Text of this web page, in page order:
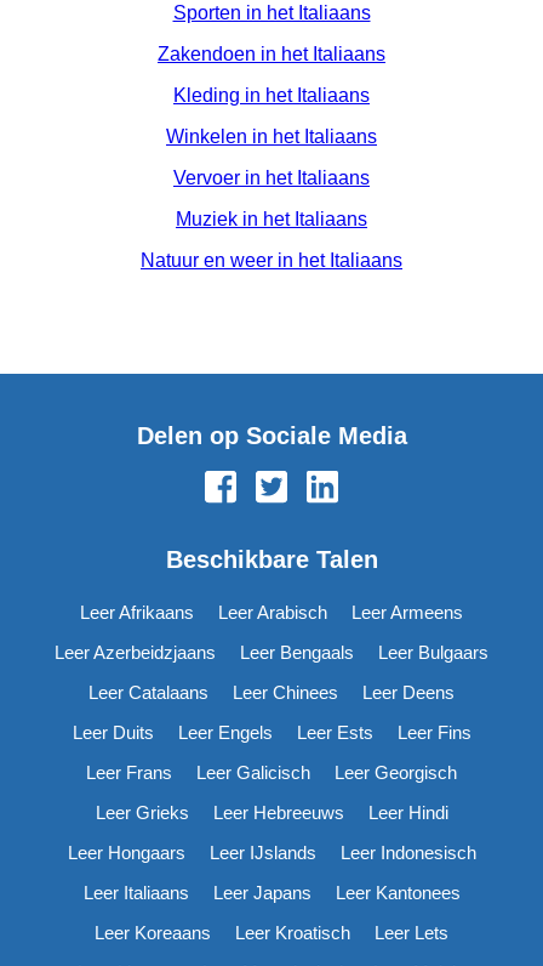
Sporten in het Italiaans
Zakendoen in het Italiaans
Kleding in het Italiaans
Winkelen in het Italiaans
Vervoer in het Italiaans
Muziek in het Italiaans
Natuur en weer in het Italiaans
Delen op Sociale Media
Beschikbare Talen
Leer Afrikaans Leer Arabisch
Leer Armeens
Leer Azerbeidzjaans
Leer Bengaals
Leer Bulgaars
Leer Catalaans
Leer Chinees
Leer Deens
Leer Duits
Leer Engels Leer Ests
Leer Fins
Leer Frans
Leer Galicisch
Leer Georgisch
Leer Grieks
Leer Hebreeuws
Leer Hindi
Leer Hongaars
Leer IJslands
Leer Indonesisch
Leer Italiaans
Leer Japans
Leer Kantonees
Leer Koreaans
Leer Kroatisch
Leer Lets